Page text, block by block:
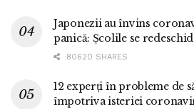
Japonezii au învins
panică: Școlile se
80620 SHARES
12 experți în probleme de
împotriva isteriei